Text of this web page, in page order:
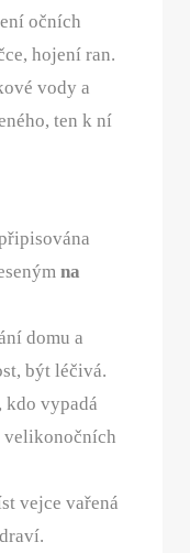
očních
hojení ran.
vody a
ten k ní
na
domu a
být léčivá.
kdo vypadá
velikonočních
vejce vařená